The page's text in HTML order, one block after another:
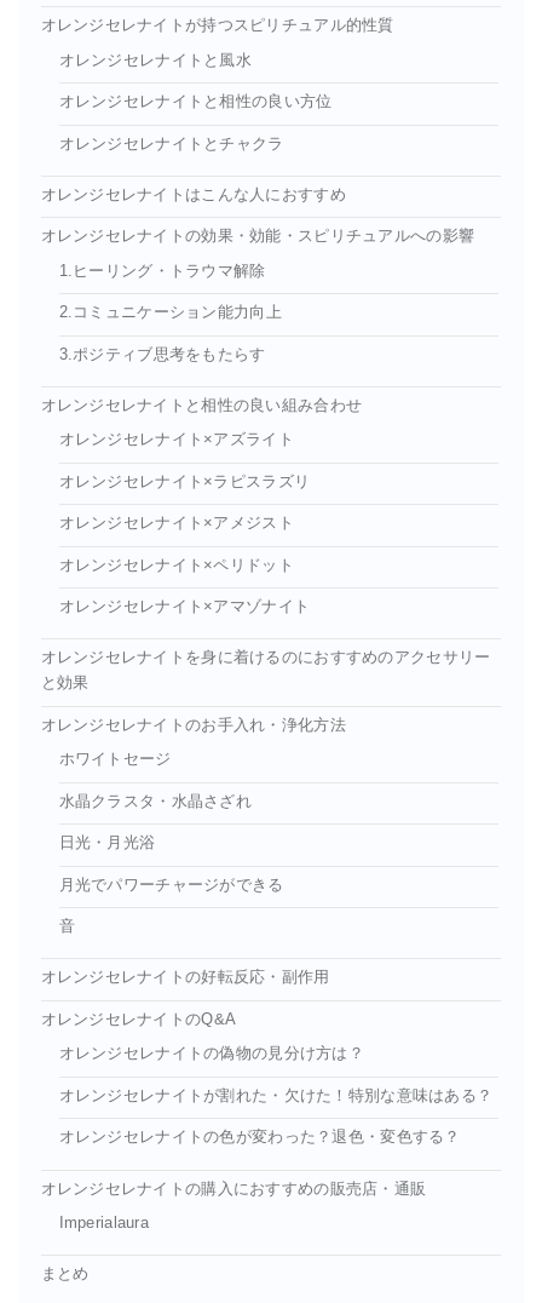
オレンジセレナイトが持つスピリチュアル的性質
オレンジセレナイトと風水
オレンジセレナイトと相性の良い方位
オレンジセレナイトとチャクラ
オレンジセレナイトはこんな人におすすめ
オレンジセレナイトの効果・効能・スピリチュアルへの影響
1.ヒーリング・トラウマ解除
2.コミュニケーション能力向上
3.ポジティブ思考をもたらす
オレンジセレナイトと相性の良い組み合わせ
オレンジセレナイト×アズライト
オレンジセレナイト×ラピスラズリ
オレンジセレナイト×アメジスト
オレンジセレナイト×ペリドット
オレンジセレナイト×アマゾナイト
オレンジセレナイトを身に着けるのにおすすめのアクセサリー
と効果
オレンジセレナイトのお手入れ・浄化方法
ホワイトセージ
水晶クラスタ・水晶さざれ
日光・月光浴
月光でパワーチャージができる
音
オレンジセレナイトの好転反応・副作用
オレンジセレナイトのQ&A
オレンジセレナイトの偽物の見分け方は？
オレンジセレナイトが割れた・欠けた！特別な意味はある？
オレンジセレナイトの色が変わった？退色・変色する？
オレンジセレナイトの購入におすすめの販売店・通販
Imperialaura
まとめ